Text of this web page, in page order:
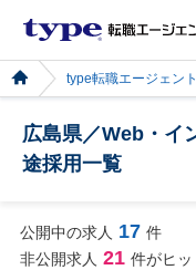
type転職エージェン
広島県／Web・イ
途採用一覧
公開中の求人 17 件
非公開求人 21 件がヒッ